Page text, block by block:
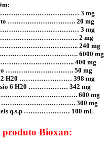
3 mg
…………………………. 20 mg
3 mg
2 mg
240 mg
………………………………. 6000 mg
…………………………….. 400 mg
…………………………. 50 mg
2 H20 …………………… 398 mg
6 H20 ……………… 342 mg
…………………………………. 600 mg
……………………………. 300 mg
q.s.p ………………… 100 mL
produto Bioxan: